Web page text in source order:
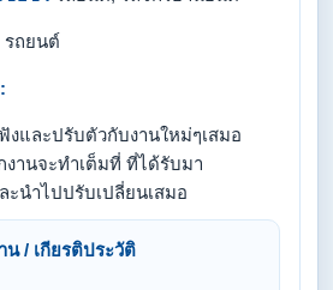
รถยนต์
งและปรับตัวกับงานใหม่ๆเสมอ
านจะทำเต็มที่ ที่ได้รับมา
นำไปปรับเปลี่ยนเสมอ
น / เกียรติประวัติ